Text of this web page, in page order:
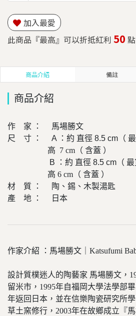
加入最愛
此商品『最高』可以折抵紅利 50 點
商品介紹 備註
商品介紹
作 家 ： 馬場勝文
尺 寸 ： A ：約 直徑 8.5 cm（ 最
高 7 cm（ 含蓋 ）
B ：約 直徑 8.5 cm（ 最
高 6 cm（ 含蓋 ）
材 質 ： 陶、錫、木製湯匙
產 地 ： 日本
作家介紹 ：馬場勝文｜Katsufumi
設計質樸迷人的陶藝家 馬場勝文，
留米市，1995年自福岡大學法學部
年返回日本，並在信樂陶瓷研究所
草土窯修行，2003年在故鄉成立『